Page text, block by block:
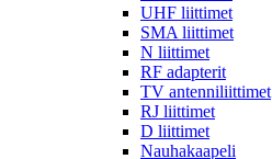
UHF liittimet
SMA liittimet
N liittimet
RF adapterit
TV antenniliittimet
RJ liittimet
D liittimet
Nauhakaapeli